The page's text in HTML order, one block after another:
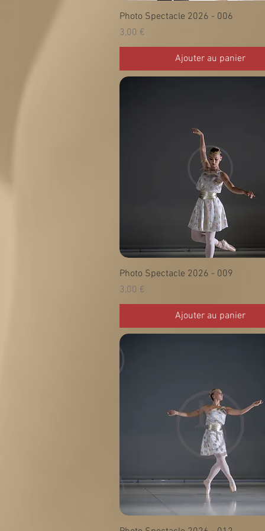
Photo Spectacle 2026 - 006
Prix
3,00 €
Ajouter au panier
Photo Spectacle 2026 - 009
Prix
3,00 €
Ajouter au panier